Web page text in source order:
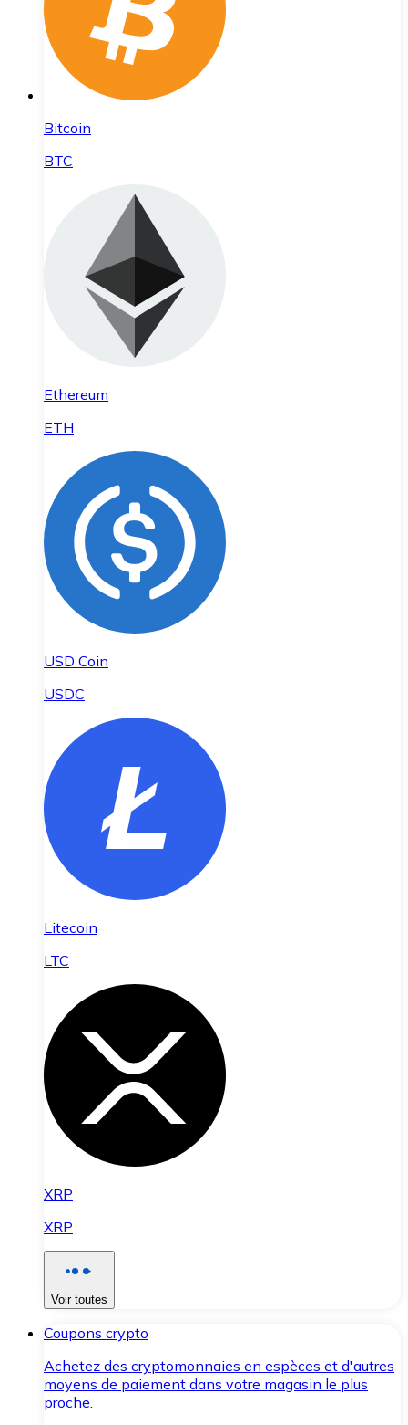
Bitcoin
BTC
Ethereum
ETH
USD Coin
USDC
Litecoin
LTC
XRP
XRP
Voir toutes
Coupons crypto
Achetez des cryptomonnaies en espèces et d'autres
moyens de paiement dans votre magasin le plus
proche.